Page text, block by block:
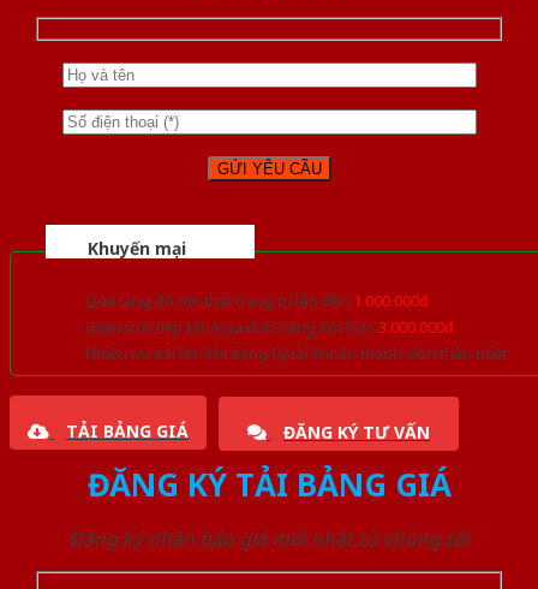
Khuyến mại
Quà tặng đồ nội thất trang trí lên đến 1.000.000đ
Giảm trực tiếp khi mua đơn hàng lớn hơn 3.000.000đ
Nhiều ưu đãi lớn khi đăng ký tài khoản thành viên thân thiết
TẢI BẢNG GIÁ ĐĂNG KÝ TƯ VẤN
ĐĂNG KÝ TẢI BẢNG GIÁ
Đăng ký nhận báo giá mới nhất từ chúng tôi